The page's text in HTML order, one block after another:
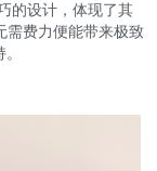
的设计，体现了其
需费力便能带来极致